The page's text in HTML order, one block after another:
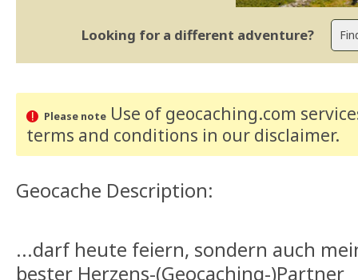
Looking for a different adventure?
Please noteUse of geocaching.com
terms and conditions in our disclaimer.
Geocache Description:
...darf heute feiern, sondern auch
bester Herzens-(Geocaching-)Partner